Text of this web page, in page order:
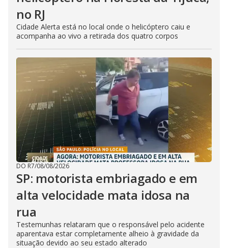
no RJ
Cidade Alerta está no local onde o helicóptero caiu e
acompanha ao vivo a retirada dos quatro corpos
DO R7/08/08/2026
SP: motorista embriagado e em
alta velocidade mata idosa na
rua
Testemunhas relataram que o responsável pelo acidente
aparentava estar completamente alheio à gravidade da
situação devido ao seu estado alterado